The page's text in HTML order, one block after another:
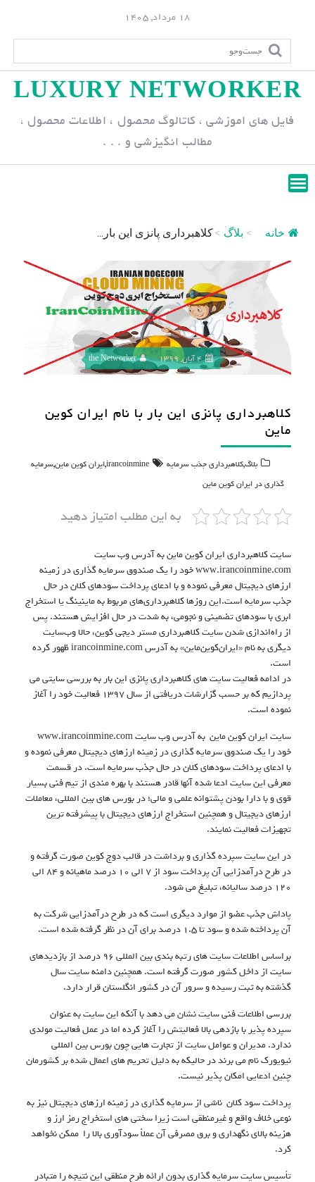
p
n
18 مرداد, 1405
LUXURY NETWORKER
فایل های اموزشی ، کاتالوگ محصول ، اطلاعات محصول ،
مطالب انگیزشی و . . .
خانه > بلاگ >کلاهبرداری پانزی این بار...
4 آبان, 1399 the Networker
کلاهبرداری پانزی این بار با نام ایران کوین
ماین
بلاگ,کلاهبرداری جذب سرمایه irancoinmine
,ایران کوین ماین,سرمایه
گذاری در ایران کوین ماین
به این مطلب امتیاز دهید
سایت کلاهبرداری ایران کوین ماین به آدرس وب سایت
www.irancoinmine.com خود را یک صندوق سرمایه گذاری در زمینه
ارزهای دیجیتال معرفی نموده و با ادعای پرداخت سودهای کلان در حال
جذب سرمایه است.این روزها کلاهبرداری‌های مربوط به ماینینگ یا استخراج
ابری با سودهای تضمینی و نجومی، به شدت در حال افزایش هستند. پس
از راه‌اندازی شدن سایت کلاهبرداری مستر دیجی کوین، حالا وب‌سایت
دیگری به نام «ایران‌کوین‌ماین» به آدرس irancoinmine.com ظهور کرده
است.
در ادامه فعالیت سایت های کلاهبرداری پانزی این بار به بررسی سایتی می
پردازیم که بر حسب گزارشات دریافتی از سال ۱۳۹۷ فعالیت خود را آغاز
نموده است.
سایت ایران کوین ماین به آدرس وب سایت www.irancoinmine.com
خود را یک صندوق سرمایه گذاری در زمینه ارزهای دیجیتال معرفی نموده و
با ادعای پرداخت سودهای کلان در حال جذب سرمایه است. در قسمت
معرفی این سایت ادعا شده آنها قادر هستند با بهره مندی از تیم فنی بسیار
قوی و با دارا بودن پشتوانه علمی و مالی؛ در بورس های بین المللی، معاملات
ارزهای دیجیتال و همچنین استخراج ارزهای دیجیتال با پیشرفته ترین
تجهیزات فعالیت نمایند.
در این سایت سپرده گذاری و برداشت در قالب دوج کوین صورت گرفته و
در طرح درآمدزایی آن پرداخت سود از ۷ الی ۱۰ درصد ماهیانه و ۸۴ الی
۱۲۰ درصد سالیانه، تبلیغ می شود.
پاداش جذب عضو از موارد دیگری است که در طرح درآمدزایی شرکت به
آن پرداخته شده و سود تا ۱.۵ درصد برای آن در نظر گرفته شده است.
براساس اطلاعات سایت های رتبه بندی بین المللی ۹۶ درصد از بازدیدهای
سایت از داخل کشور صورت گرفته است. همچنین دامنه سایت سال
گذشته به ثبت رسیده و سرور آن در کشور انگلستان قرار دارد.
بررسی اطلاعات فنی سایت نشان می دهد با آنکه این سایت به عنوان
سپرده پذیر با بازدهی بالا فعالیتش را آغاز کرده اما در عمل فعالیت مولدی
ندارد. مدیران و عوامل سایت از تجارت هایی چون بورس بین المللی
نیویورک نام می برند در حالیکه به دلیل تحریم های اعمال شده بر کشورمان
چنین ادعایی امکان پذیر نیست.
پرداخت سود کلان ناشی از سرمایه گذاری در زمینه ارزهای دیجیتال نیز به
نوعی خلاف واقع و غیرمنطقی است زیرا سختی های استخراج رمز ارز و
هزینه بالای نگهداری و برق مصرفی آن عملاً سودآوری بالا را ممکن نخواهد
کرد.
تأسیس سایت سرمایه گذاری بدون ارائه طرح منطقی این نتیجه را متبادر